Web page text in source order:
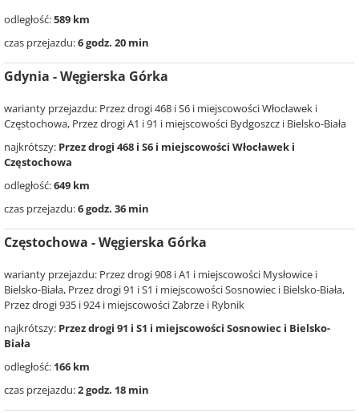
odległość:589 km
czas przejazdu:6 godz. 20 min
Gdynia - Węgierska Górka
warianty przejazdu: Przez drogi 468 i S6 i miejscowości Włocławek i
Częstochowa, Przez drogi A1 i 91 i miejscowości Bydgoszcz i Bielsko-Biała
najkrótszy: Przez drogi 468 i S6 i miejscowości Włocławek i
Częstochowa
odległość:649 km
czas przejazdu:6 godz. 36 min
Częstochowa - Węgierska Górka
warianty przejazdu: Przez drogi 908 i A1 i miejscowości Mysłowice i
Bielsko-Biała, Przez drogi 91 i S1 i miejscowości Sosnowiec i Bielsko-Biała,
Przez drogi 935 i 924 i miejscowości Zabrze i Rybnik
najkrótszy: Przez drogi 91 i S1 i miejscowości Sosnowiec i Bielsko-
Biała
odległość: 166 km
czas przejazdu:2 godz. 18 min